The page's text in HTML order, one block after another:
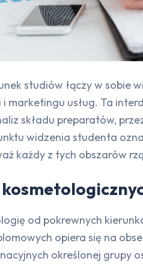
studiów łączy w sobie
marketingu usług. Ta
składu preparatów,
widzenia studenta
każdy z tych obszarów
od pokrewnych
opiera się na
określonej grupy